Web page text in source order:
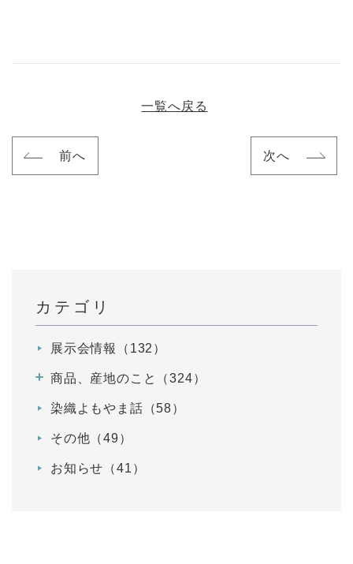
前へ
一覧へ戻る
次へ
カテゴリ
展示会情報（132）
商品、産地のこと（324）
染織よもやま話（58）
その他（49）
お知らせ（41）